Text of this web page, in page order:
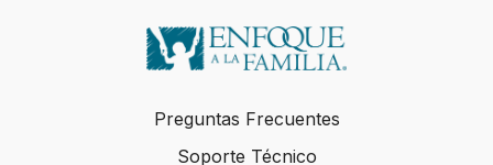
Preguntas Frecuentes
Soporte Técnico